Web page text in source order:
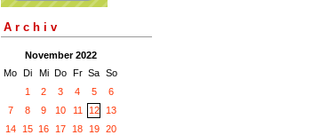
Archiv
November 2022
Mo Di Mi Do Fr Sa So
1
2 3 4 5
6
7
8 9 10 11 12
13
14
15 16 17 18 19
20